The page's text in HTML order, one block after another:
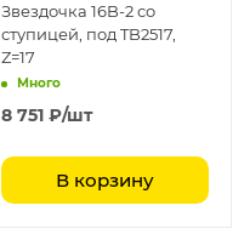
Звездочка 16B-2 со
ступицей, под TB2517,
Z=17
Много
8 751 ₽/шт
В корзину